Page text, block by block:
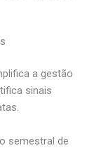
a gestão
sinais
semestral de